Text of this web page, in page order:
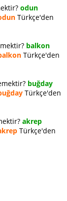
odun
Türkçe'den
balkon
Türkçe'den
buğday
Türkçe'den
akrep
Türkçe'den